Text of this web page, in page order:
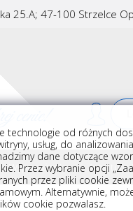
25.A; 47-100 Strzelce
Wyposażenie Armatura
technologie od różnych
usług, do
dane dotyczące
Przez wybranie opcji
przez pliki cookie
Alternatywnie,
cookie pozwalasz.